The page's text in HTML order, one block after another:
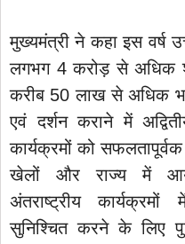
मुख्यमंत्री ने कहा इस वर्ष
लगभग 4 करोड़ से अधिक
करीब 50 लाख से अधिक
एवं दर्शन कराने में
कार्यक्रमों को
खेलों और राज्य में
अंतराष्ट्रीय
सुनिश्चित करने के लिए